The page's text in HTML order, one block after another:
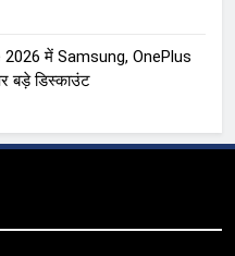
में Samsung, OnePlus
बड़े डिस्काउंट